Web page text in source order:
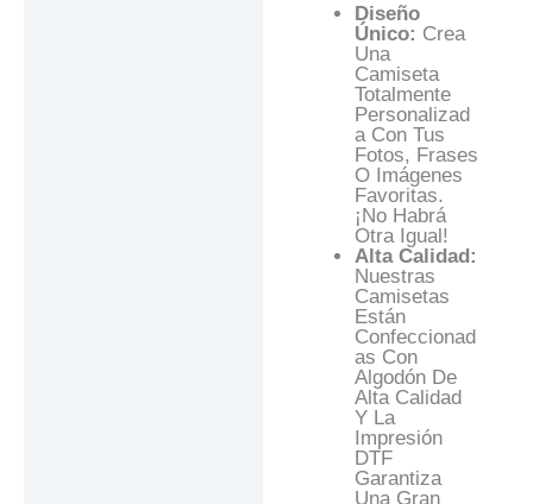
Diseño
Único: Crea
Una
Camiseta
Totalmente
Personalizad
A Con Tus
Fotos, Frases
O Imágenes
Favoritas.
¡No Habrá
Otra Igual!
Alta Calidad:
Nuestras
Camisetas
Están
Confeccionad
As Con
Algodón De
Alta Calidad
Y La
Impresión
DTF
Garantiza
Una Gran